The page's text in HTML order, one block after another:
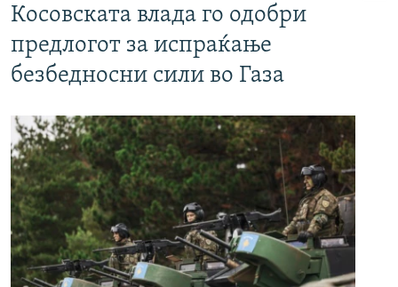
Косовската влада го одобри
предлогот за испраќање
безбедносни сили во Газа